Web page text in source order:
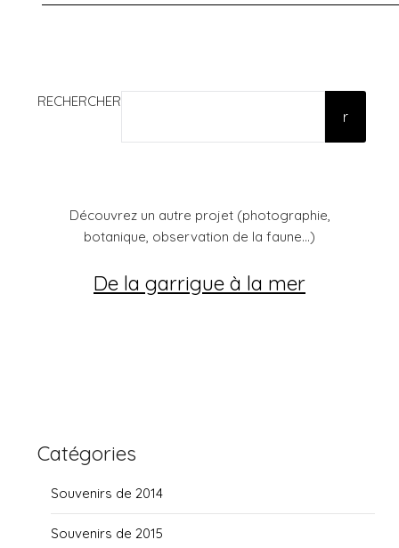
RECHERCHER
r
Découvrez un autre projet (photographie,
botanique, observation de la faune...)
De la garrigue à la mer
Catégories
Souvenirs de 2014
Souvenirs de 2015